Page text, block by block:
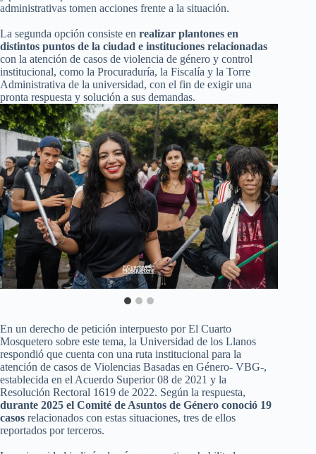
administrativas tomen acciones frente a la situación.
La segunda opción consiste en realizar plantones en
distintos puntos de la ciudad e instituciones relacionadas
con la atención de casos de violencia de género y control
institucional, como la Procuraduría, la Fiscalía y la Torre
Administrativa de la universidad, con el fin de exigir una
pronta respuesta y solución a sus demandas.
En un derecho de petición interpuesto por El Cuarto
Mosquetero sobre este tema, la Universidad de los Llanos
respondió que cuenta con una ruta institucional para la
atención de casos de Violencias Basadas en Género- VBG-,
establecida en el Acuerdo Superior 08 de 2021 y la
Resolución Rectoral 1619 de 2022. Según la respuesta,
durante 2025 el Comité de Asuntos de Género conoció 19
casos relacionados con estas situaciones, tres de ellos
reportados por terceros.